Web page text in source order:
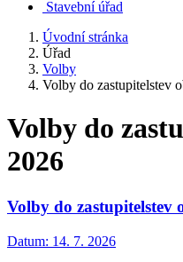
Stavební úřad
Úvodní stránka
Úřad
Volby
Volby do zastupitelstev
Volby do
2026
Volby do zastupitelstev
Datum: 14. 7. 2026